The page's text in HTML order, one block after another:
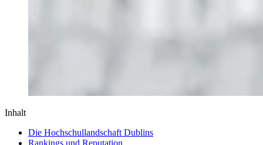
Inhalt
Die Hochschullandschaft Dublins
Rankings und Reputation